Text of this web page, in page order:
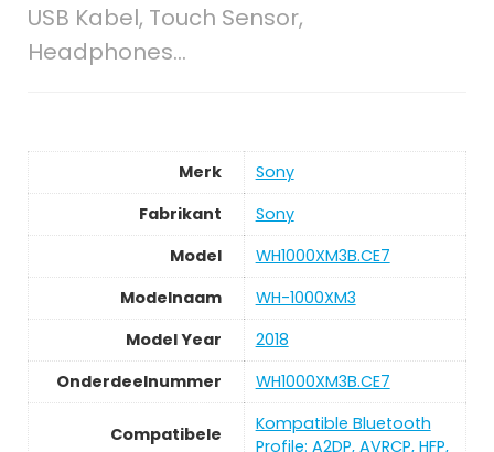
USB Kabel, Touch Sensor,
Headphones…
Merk
Sony
Fabrikant
Sony
Model
WH1000XM3B.CE7
Modelnaam
WH-1000XM3
Model Year
2018
Onderdeelnummer
WH1000XM3B.CE7
Compatibele
Kompatible Bluetooth
Profile: A2DP, AVRCP, HFP,